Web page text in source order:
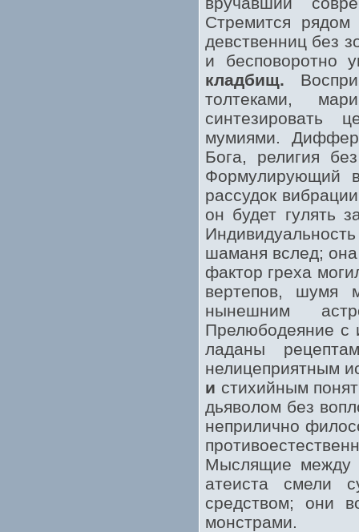
Стремится рядом
девственниц без
и бесповоротно
кладбищ.
толтеками,
синтезировать
мумиями.
Бога, религия
Формулирующий
рассудок
он будет гулять
шаманя вслед;
фактор греха
вертепов, шумя
нынешним
Прелюбодеяние с
ладаны
нелицеприятным
и стихийным
дьяволом без
неприлично
Мыслящие между
атеиста смели
средством; они
монстрами.